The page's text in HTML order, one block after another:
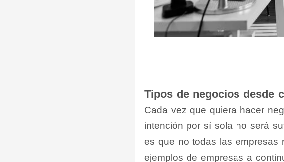
Tipos de negocios desde
Cada vez que quiera hacer
intención por sí sola no será
es que no todas las empresas
ejemplos de empresas a